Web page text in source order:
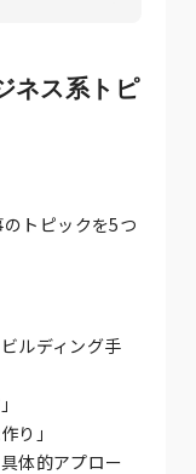
ネス系トピ
のトピックを5つ
ルディング手
り」
体的アプロー